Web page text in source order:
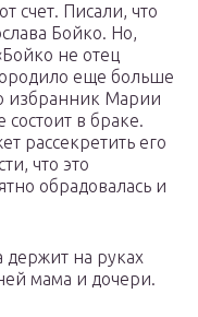
счет. Писали, что
Бойко. Но,
не отец
еще больше
избранник Марии
в браке.
рассекретить его
что это
обрадовалась и
на руках
мама и дочери.